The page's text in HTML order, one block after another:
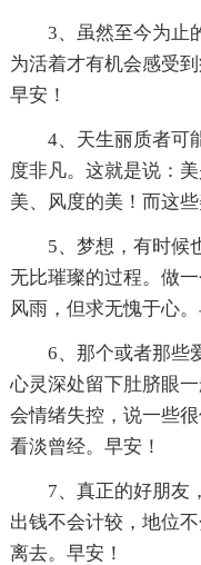
3、虽然至今为止
为活着才有机会感受
早安！
4、天生丽质者可
度非凡。这就是说：
美、风度的美！而这
5、梦想，有时候
无比璀璨的过程。做
风雨，但求无愧于心。
6、那个或者那些
心灵深处留下肚脐眼
会情绪失控，说一些
看淡曾经。早安！
7、真正的好朋友
出钱不会计较，地位
离去。早安！